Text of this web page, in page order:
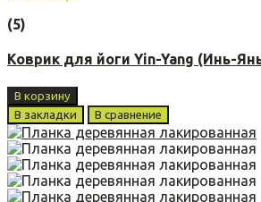
(5)
Коврик для йоги Yin-Yang (Инь-
В корзину
В закладки
В сравнение